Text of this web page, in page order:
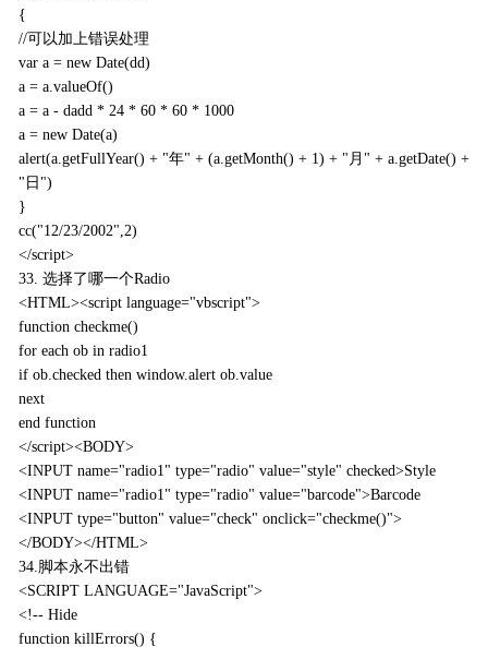
{
//可以加上错误处理
var a = new Date(dd)
a = a.valueOf()
a = a - dadd * 24 * 60 * 60 * 1000
a = new Date(a)
alert(a.getFullYear() + "年" + (a.getMonth() + 1) + "月" + a.getDate() +
"日")
}
cc("12/23/2002",2)
</script>
33. 选择了哪一个Radio
<HTML><script language="vbscript">
function checkme()
for each ob in radio1
if ob.checked then window.alert ob.value
next
end function
</script><BODY>
<INPUT name="radio1" type="radio" value="style" checked>Style
<INPUT name="radio1" type="radio" value="barcode">Barcode
<INPUT type="button" value="check" onclick="checkme()">
</BODY></HTML>
34.脚本永不出错
<SCRIPT LANGUAGE="JavaScript">
<!-- Hide
function killErrors() {